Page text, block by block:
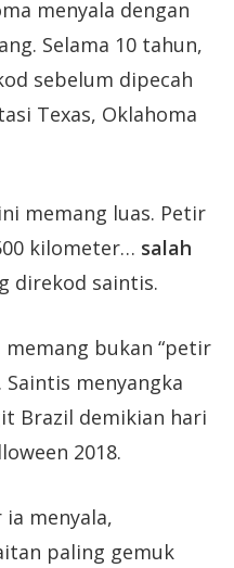
menyala dengan
Selama 10 tahun,
sebelum dipecah
Texas, Oklahoma
memang luas. Petir
kilometer… salah
direkod saintis.
memang bukan “petir
Saintis menyangka
Brazil demikian hari
2018.
menyala,
paling gemuk